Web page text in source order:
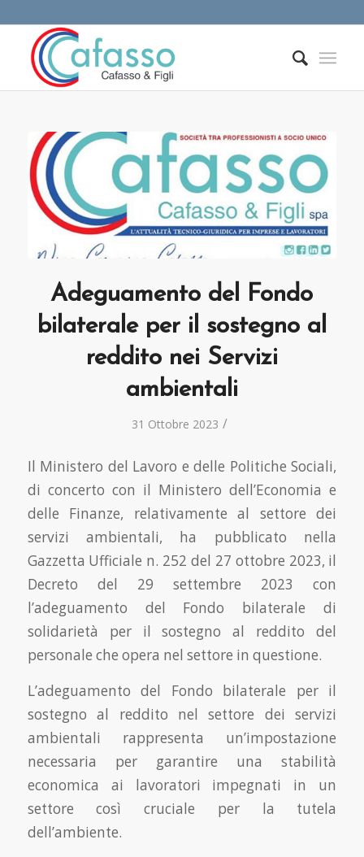
Adeguamento del Fondo
bilaterale per il sostegno al
reddito nei Servizi
ambientali
31 Ottobre 2023 /
Il Ministero del Lavoro e delle Politiche Sociali,
di concerto con il Ministero dell’Economia e
delle Finanze, relativamente al settore dei
servizi ambientali, ha pubblicato nella
Gazzetta Ufficiale n. 252 del 27 ottobre 2023, il
Decreto del 29 settembre 2023 con
l’adeguamento del Fondo bilaterale di
solidarietà per il sostegno al reddito del
personale che opera nel settore in questione.
L’adeguamento del Fondo bilaterale per il
sostegno al reddito nel settore dei servizi
ambientali rappresenta un’impostazione
necessaria per garantire una stabilità
economica ai lavoratori impegnati in un
settore così cruciale per la tutela
dell’ambiente.